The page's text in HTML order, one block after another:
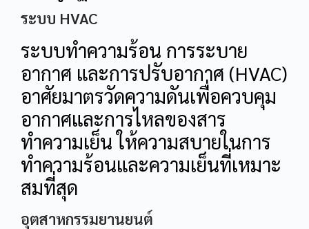
ระบบ HVAC
ระบบทำความร้อน การระบาย
อากาศ และการปรับอากาศ (HVAC)
อาศัยมาตรวัดความดันเพื่อควบคุม
อากาศและการไหลของสาร
ทำความเย็น ให้ความสบายในการ
ทำความร้อนและความเย็นที่เหมาะ
สมที่สุด
อุตสาหกรรมยานยนต์